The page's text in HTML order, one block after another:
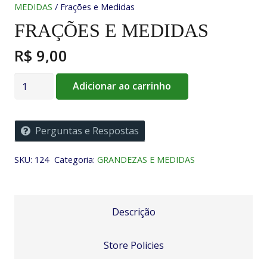
MEDIDAS / Frações e Medidas
FRAÇÕES E MEDIDAS
R$ 9,00
Frações
quantidade
Adicionar ao carrinho
Perguntas e Respostas
SKU: 124 Categoria: GRANDEZAS E MEDIDAS
Descrição
Store Policies